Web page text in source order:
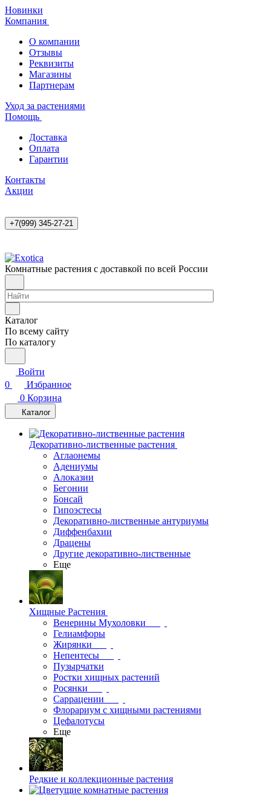
Новинки
Компания
О компании
Отзывы
Реквизиты
Магазины
Партнерам
Уход за растениями
Помощь
Доставка
Оплата
Гарантии
Контакты
Акции
+7(999) 345-27-21
Комнатные растения с доставкой по всей России
Каталог
По всему сайту
По каталогу
Войти
0
Избранное
0 Корзина
Каталог
Декоративно-лиственные растения
Аглаонемы
Адениумы
Алоказии
Бегонии
Бонсай
Гипоэстесы
Декоративно-лиственные антуриумы
Диффенбахии
Драцены
Другие декоративно-лиственные
Еще
Хищные Растения
Венерины Мухоловки
Гелиамфоры
Жирянки
Непентесы
Пузырчатки
Ростки хищных растений
Росянки
Саррацении
Флорариум с хищными растениями
Цефалотусы
Еще
Редкие и коллекционные растения